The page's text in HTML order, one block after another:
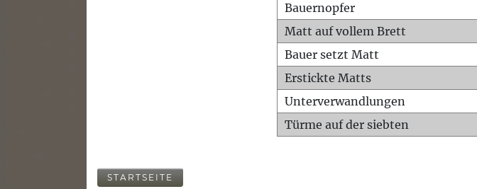
Bauernopfer
Matt auf vollem Brett
Bauer setzt Matt
Erstickte Matts
Unterverwandlungen
Türme auf der siebten
STARTSEITE